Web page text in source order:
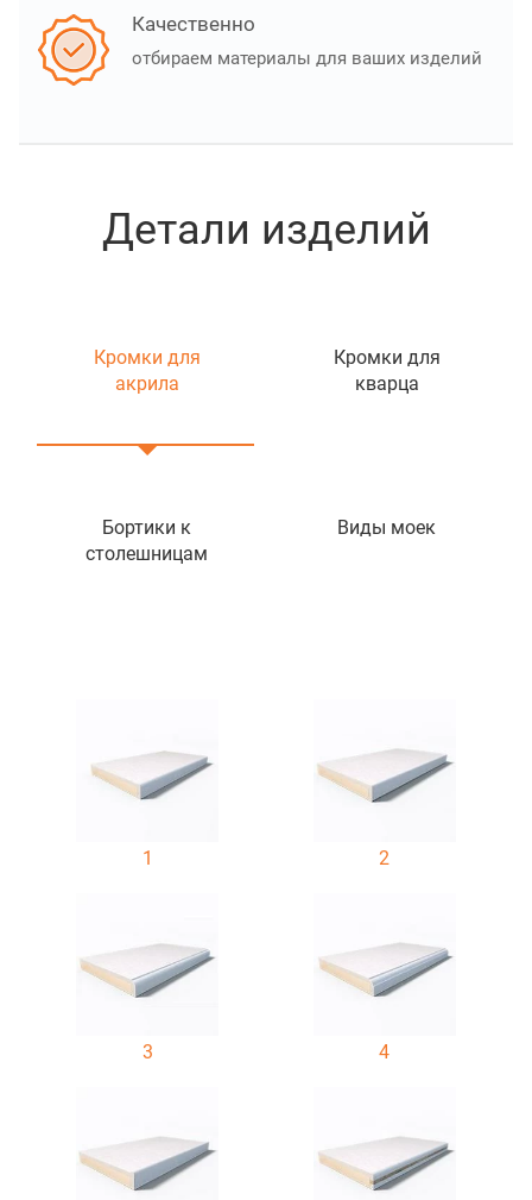
Качественно
отбираем материалы для ваших изделий
Детали изделий
Кромки для
акрила
Кромки для
кварца
Бортики к
столешницам
Виды моек
1 2
3 4